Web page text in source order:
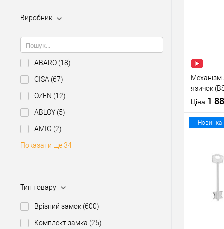
Виробник
ABARO (18)
CISA (67)
OZEN (12)
ABLOY (5)
AMIG (2)
Показати ще 34
Тип товару
Врізний замок (600)
Комплект замка (25)
У
Виробник
Тип товару
Матеріал
язичок
Ціна 1
У
Новинка